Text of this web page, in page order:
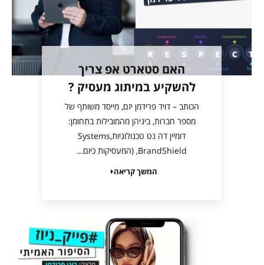
האם סטארט אפ צריך
להשקיע במיתוג מעסיק ?
הכותב – דויד פרידמן יזם, מייסד משותף של
מספר חברות, ביניהן מהמובילות בתחומן:
דומיין דה נט טכנולוגיות,Systems
BrandShield, (המעסיקות כיום…
המשך קריאה